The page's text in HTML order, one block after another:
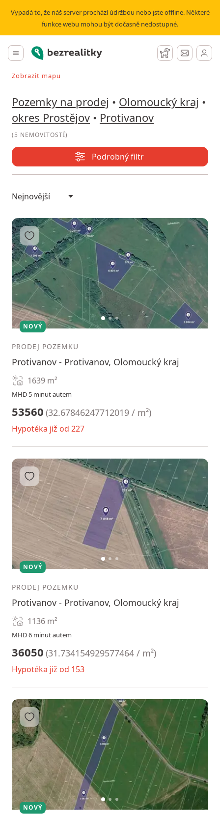
Vypadá to, že náš server prochází údržbou nebo jste offline. Některé
funkce webu mohou být dočasně nedostupné.
Hlavní menu
Bezrealitky Hlídací pes
Zprávy
Vyhledávat při pohybu v mapě
Zobrazit mapu
Pozemky na prodej • Olomoucký kraj •
okres Prostějov • Protivanov
(5 NEMOVITOSTÍ)
Podrobný filtr
12 3
Přidat do oblíbených
NOVÝ
PRODEJ POZEMKU
Protivanov - Protivanov, Olomoucký kraj
1639 m²
MHD 5 minut autem
53560 (32.67846247712019 / m²)
Hypotéka již od 227
12 3
Přidat do oblíbených
NOVÝ
PRODEJ POZEMKU
Protivanov - Protivanov, Olomoucký kraj
1136 m²
MHD 6 minut autem
36050 (31.734154929577464 / m²)
Hypotéka již od 153
12 3
Přidat do oblíbených
NOVÝ